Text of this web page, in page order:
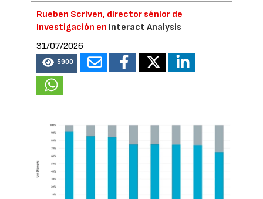
Rueben Scriven, director sénior de
Investigación en Interact Analysis
31/07/2026
5900